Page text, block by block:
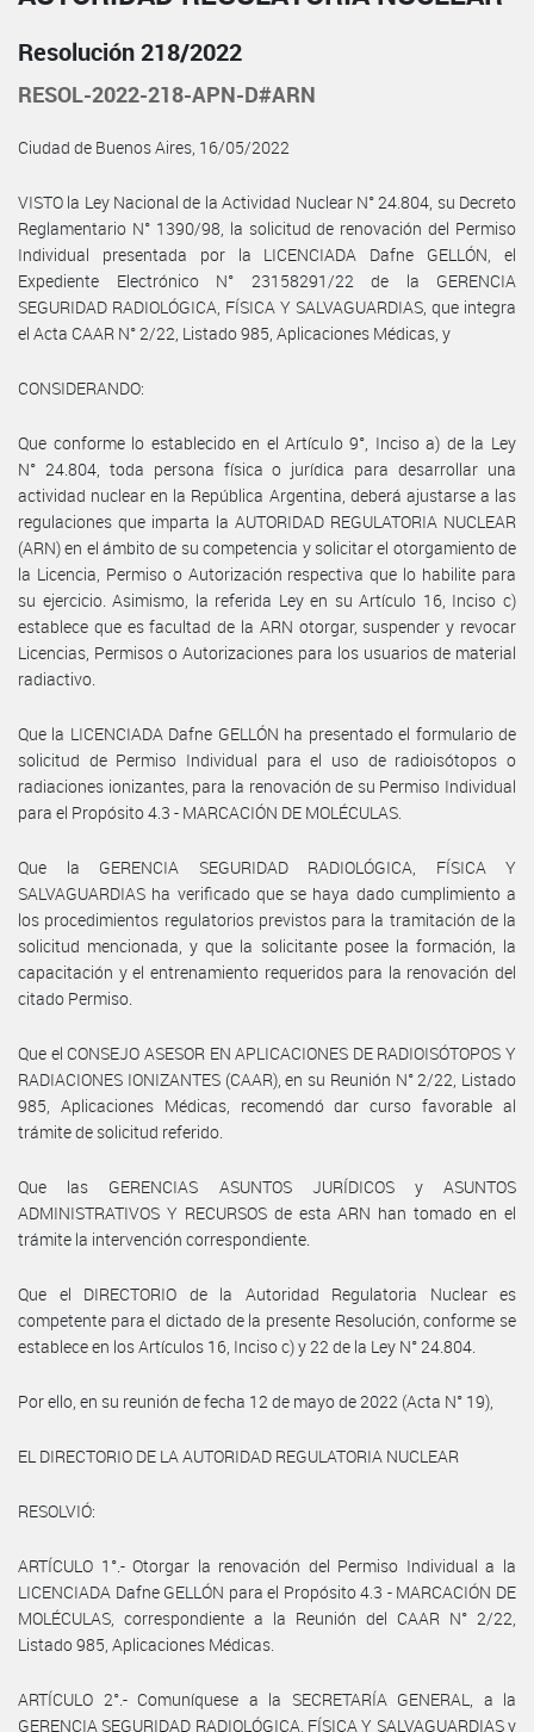
Resolución 218/2022
RESOL-2022-218-APN-D#ARN
Ciudad de Buenos Aires, 16/05/2022
VISTO la Ley Nacional de la Actividad Nuclear N° 24.804, su Decreto
Reglamentario N° 1390/98, la solicitud de renovación del Permiso
Individual presentada por la LICENCIADA Dafne GELLÓN, el
Expediente Electrónico N° 23158291/22 de la GERENCIA
SEGURIDAD RADIOLÓGICA, FÍSICA Y SALVAGUARDIAS, que integra
el Acta CAAR N° 2/22, Listado 985, Aplicaciones Médicas, y
CONSIDERANDO:
Que conforme lo establecido en el Artículo 9°, Inciso a) de la Ley
N° 24.804, toda persona física o jurídica para desarrollar una
actividad nuclear en la República Argentina, deberá ajustarse a las
regulaciones que imparta la AUTORIDAD REGULATORIA NUCLEAR
(ARN) en el ámbito de su competencia y solicitar el otorgamiento de
la Licencia, Permiso o Autorización respectiva que lo habilite para
su ejercicio. Asimismo, la referida Ley en su Artículo 16, Inciso c)
establece que es facultad de la ARN otorgar, suspender y revocar
Licencias, Permisos o Autorizaciones para los usuarios de material
radiactivo.
Que la LICENCIADA Dafne GELLÓN ha presentado el formulario de
solicitud de Permiso Individual para el uso de radioisótopos o
radiaciones ionizantes, para la renovación de su Permiso Individual
para el Propósito 4.3 - MARCACIÓN DE MOLÉCULAS.
Que la GERENCIA SEGURIDAD RADIOLÓGICA, FÍSICA Y
SALVAGUARDIAS ha verificado que se haya dado cumplimiento a
los procedimientos regulatorios previstos para la tramitación de la
solicitud mencionada, y que la solicitante posee la formación, la
capacitación y el entrenamiento requeridos para la renovación del
citado Permiso.
Que el CONSEJO ASESOR EN APLICACIONES DE RADIOISÓTOPOS Y
RADIACIONES IONIZANTES (CAAR), en su Reunión N° 2/22, Listado
985, Aplicaciones Médicas, recomendó dar curso favorable al
trámite de solicitud referido.
Que las GERENCIAS ASUNTOS JURÍDICOS y ASUNTOS
ADMINISTRATIVOS Y RECURSOS de esta ARN han tomado en el
trámite la intervención correspondiente.
Que el DIRECTORIO de la Autoridad Regulatoria Nuclear es
competente para el dictado de la presente Resolución, conforme se
establece en los Artículos 16, Inciso c) y 22 de la Ley N° 24.804.
Por ello, en su reunión de fecha 12 de mayo de 2022 (Acta N° 19),
EL DIRECTORIO DE LA AUTORIDAD REGULATORIA NUCLEAR
RESOLVIÓ:
ARTÍCULO 1°.- Otorgar la renovación del Permiso Individual a la
LICENCIADA Dafne GELLÓN para el Propósito 4.3 - MARCACIÓN DE
MOLÉCULAS, correspondiente a la Reunión del CAAR N° 2/22,
Listado 985, Aplicaciones Médicas.
ARTÍCULO 2°.- Comuníquese a la SECRETARÍA GENERAL, a la
GERENCIA SEGURIDAD RADIOLÓGICA, FÍSICA Y SALVAGUARDIAS y